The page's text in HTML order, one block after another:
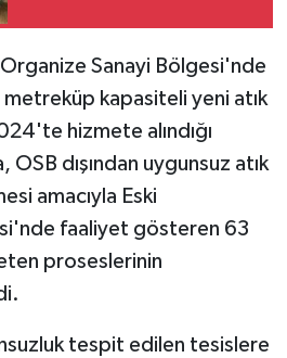
Sanayi Bölgesi'nde
kapasiteli yeni atık
hizmete alındığı
OSB dışından uygunsuz atık
amacıyla Eski
faaliyet gösteren 63
proseslerinin
tespit edilen tesislere